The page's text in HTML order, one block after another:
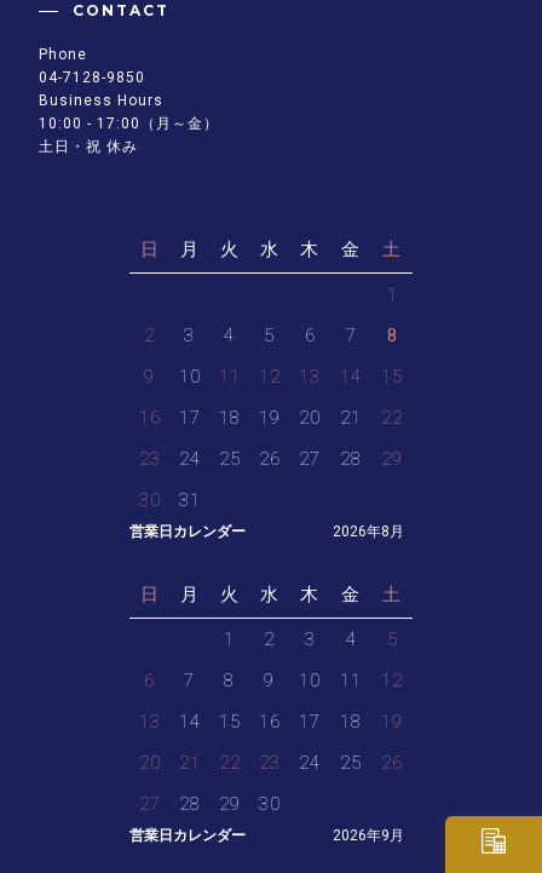
営業日カレンダー 2026年8月
日 月 火 水 木 金 土
1
2
3 4 5 6 7
8
9
10 11 12 13 14
15
16
17 18 19 20 21
22
23
24 25 26 27 28
29
30
31
営業日カレンダー 2026年9月
日 月 火 水 木 金 土
1 2 3 4
5
6
7 8 9 10 11
12
13
14 15 16 17 18
19
20
21 22 23 24 25
26
27
28 29 30
CONTACT
Phone
04-7128-9850
Business Hours
10:00 - 17:00（月～金）
土日・祝 休み